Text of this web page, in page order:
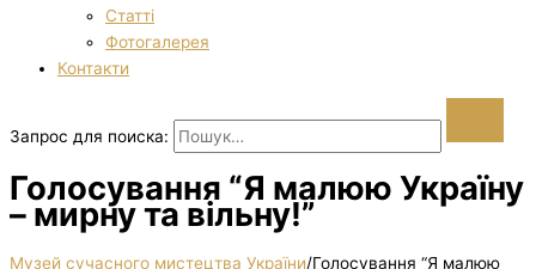
Статті
Фотогалерея
Контакти
Запрос для поиска:
Голосування “Я малюю Україну
– мирну та вільну!”
Музей сучасного мистецтва України/Голосування “Я малюю